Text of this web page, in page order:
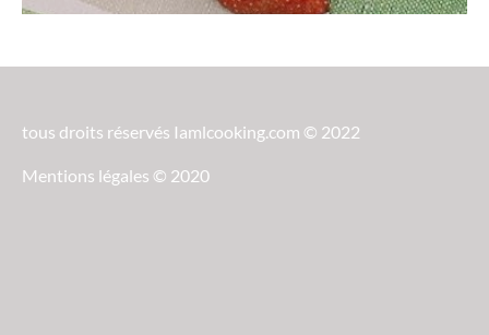
tous droits réservés Iamlcooking.com © 2022
Mentions légales © 2020